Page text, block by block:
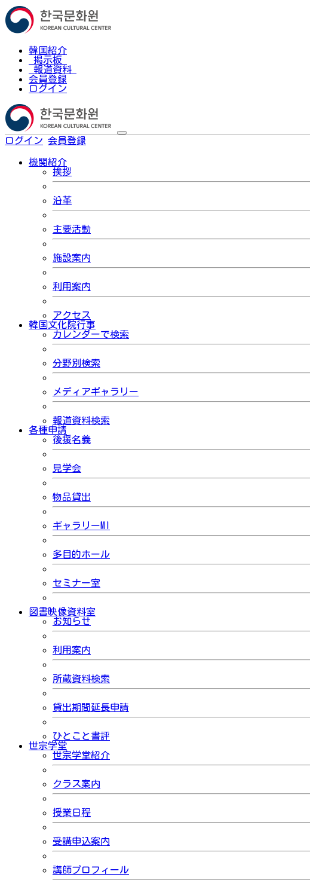
韓国紹介
掲示板
報道資料
会員登録
ログイン
ログイン 会員登録
機関紹介
挨拶
沿革
主要活動
施設案内
利用案内
アクセス
韓国文化院行事
カレンダーで検索
分野別検索
メディアギャラリー
報道資料検索
各種申請
後援名義
見学会
物品貸出
ギャラリーMI
多目的ホール
セミナー室
図書映像資料室
お知らせ
利用案内
所蔵資料検索
貸出期間延長申請
ひとこと書評
世宗学堂
世宗学堂紹介
クラス案内
授業日程
受講申込案内
講師プロフィール